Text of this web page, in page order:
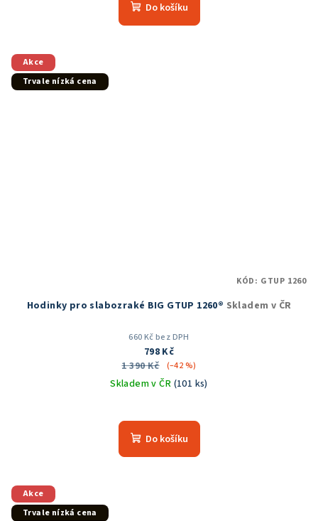
produktu
Do košíku
Akce
Trvale nízká cena
Hodinky pro slabozraké BIG GTUP 1260® Skladem v ČR
660 Kč bez DPH
798 Kč
1 390 Kč
(–42 %)
Skladem v ČR (101 ks)
hodnocení
produktu
Do košíku
KÓD: GTUP 1260
Akce
Trvale nízká cena